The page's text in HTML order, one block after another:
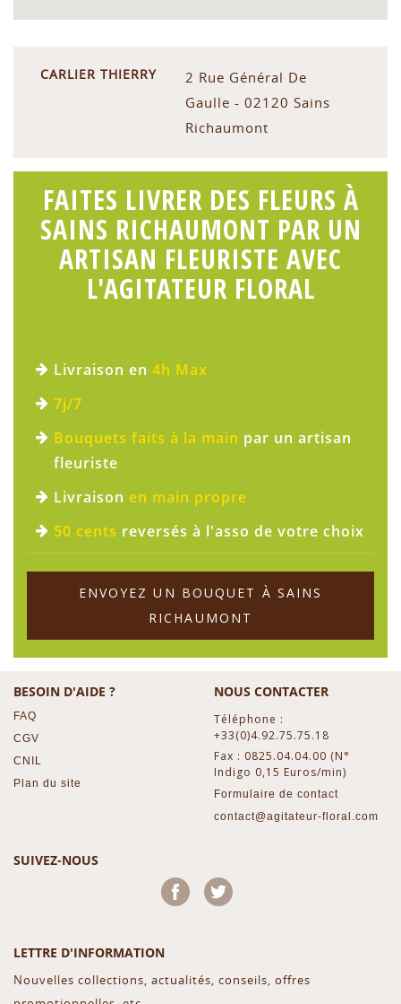
CARLIER THIERRY
2 Rue Général De
Gaulle - 02120 Sains
Richaumont
FAITES LIVRER DES FLEURS À
SAINS RICHAUMONT PAR UN
ARTISAN FLEURISTE AVEC
L'AGITATEUR FLORAL
Livraison en 4h Max
7j/7
Bouquets faits à la main par un artisan
fleuriste
Livraison en main propre
50 cents reversés à l'asso de votre choix
ENVOYEZ UN BOUQUET À SAINS
RICHAUMONT
BESOIN D'AIDE ?
FAQ
CGV
CNIL
Plan du site
NOUS CONTACTER
Téléphone :
+33(0)4.92.75.75.18
Fax : 0825.04.04.00 (N°
Indigo 0,15 Euros/min)
Formulaire de contact
contact@agitateur-floral.com
SUIVEZ-NOUS
Facebook
LETTRE D'INFORMATION
Nouvelles collections, actualités, conseils, offres